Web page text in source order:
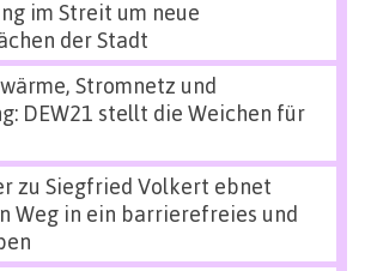
im Streit um neue
der Stadt
Stromnetz und
DEW21 stellt die Weichen für
zu Siegfried Volkert ebnet
Weg in ein barrierefreies und